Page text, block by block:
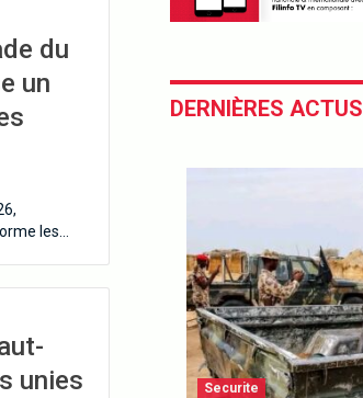
du
un
les…
unies
DERNIÈRES ACTUS
Securite